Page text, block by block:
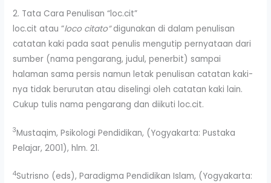
2. Tata Cara Penulisan “loc.cit”
loc.cit atau “loco citato”digunakan di dalam penulisan
catatan kaki pada saat penulis mengutip pernyataan dari
sumber (nama pengarang, judul, penerbit) sampai
halaman sama persis namun letak penulisan catatan kaki-
nya tidak berurutan atau diselingi oleh catatan kaki lain.
Cukup tulis nama pengarang dan diikuti loc.cit.
3Mustaqim, Psikologi Pendidikan, (Yogyakarta: Pustaka
Pelajar, 2001), hlm. 21.
4Sutrisno (eds), Paradigma Pendidikan Islam, (Yogyakarta: